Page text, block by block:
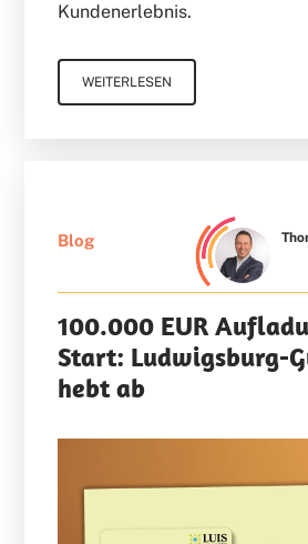
Kundenerlebnis.
WEITERLESEN
Blog
100.000 EUR
Start: Ludwigsburg-
hebt ab